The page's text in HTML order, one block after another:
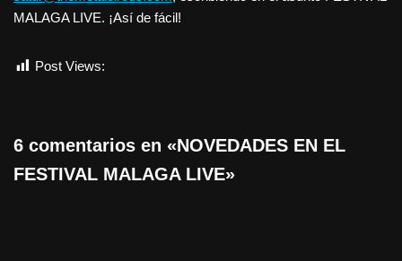
MALAGA LIVE. ¡Así de fácil!
Post Views:
6 comentarios en «NOVEDADES EN EL
FESTIVAL MALAGA LIVE»